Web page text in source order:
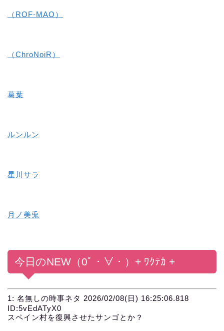
（ROF-MAO）
（ChroNoiR）
葛葉
ルンルン
星川サラ
月ノ美兎
今日 のNEW （0ﾟ・∀・） + ﾜｸﾃｶ +
1: 名無しの時事ネタ 2026/02/08(日) 16:25:06.818
ID:5vEdATyX0
スペイン村を復興させたサンゴとか？